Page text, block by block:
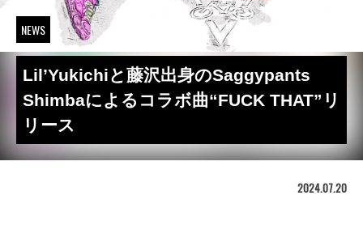
NEWS
Lil’Yukichiと藤沢出身のSaggypants
Shimbaによるコラボ曲“FUCK THAT”リ
リース
2024.07.20